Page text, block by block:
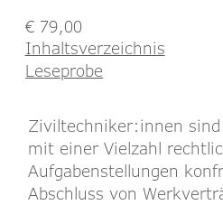
Ziviltechniker:innen
mit einer Vielzahl
Aufgabenstellungen
Abschluss von
€ 79,00
Inhaltsverzeichnis
Leseprobe